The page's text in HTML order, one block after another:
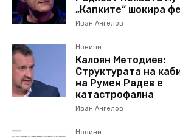
„Капките“ шокира
Иван Ангелов
Новини
Калоян Методиев:
Структурата на
на Румен Радев е
катастрофална
Иван Ангелов
Новини